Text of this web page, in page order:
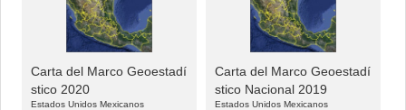
Carta del Marco Geoestadí
stico 2020
Estados Unidos Mexicanos
Carta del Marco Geoestadí
stico Nacional 2019
Estados Unidos Mexicanos